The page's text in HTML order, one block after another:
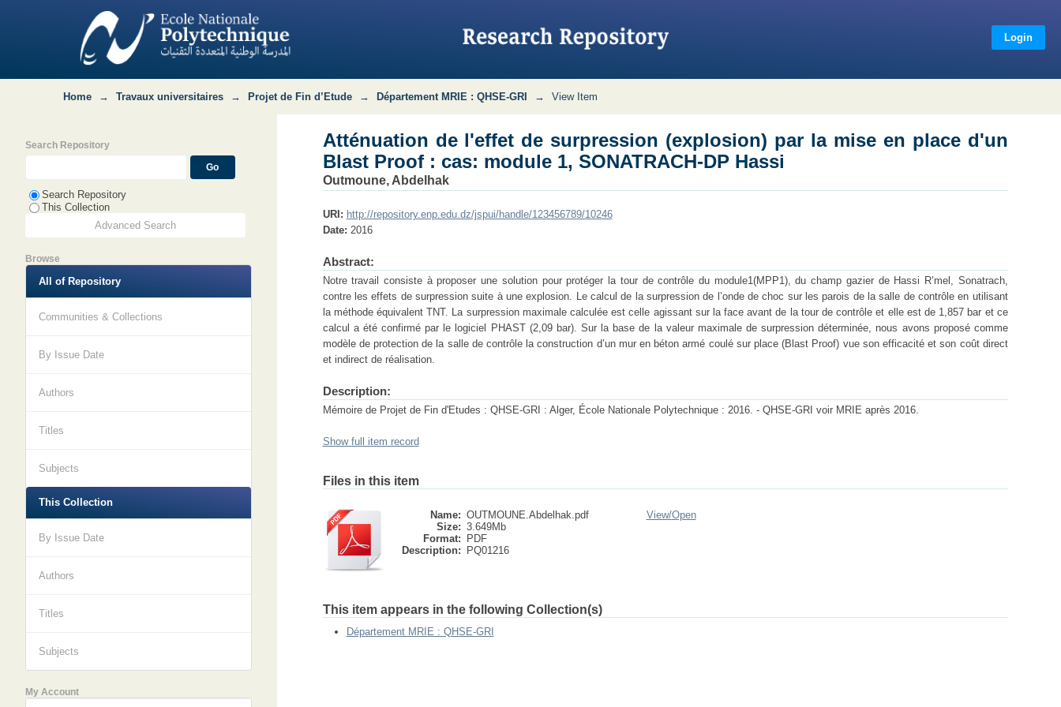
Atténuation de l'effet de surpression (explosion) par la mise en place d'un Blast Proof : cas: module 1, SONATRACH-
Login
Home → Travaux universitaires → Projet de Fin d’Etude → Département MRIE : QHSE-GRI → View Item
Atténuation de l'effet de surpression (explosion) par la mise en place d'un
Blast Proof : cas: module 1, SONATRACH-DP Hassi
Outmoune, Abdelhak
URI: http://repository.enp.edu.dz/jspui/handle/123456789/10246
Date: 2016
Abstract:
Notre travail consiste à proposer une solution pour protéger la tour de contrôle du module1(MPP1), du champ gazier de Hassi R’mel, Sonatrach,
contre les effets de surpression suite à une explosion. Le calcul de la surpression de l’onde de choc sur les parois de la salle de contrôle en utilisant
la méthode équivalent TNT. La surpression maximale calculée est celle agissant sur la face avant de la tour de contrôle et elle est de 1,857 bar et ce
calcul a été confirmé par le logiciel PHAST (2,09 bar). Sur la base de la valeur maximale de surpression déterminée, nous avons proposé comme
modèle de protection de la salle de contrôle la construction d’un mur en béton armé coulé sur place (Blast Proof) vue son efficacité et son coût direct
et indirect de réalisation.
Description:
Mémoire de Projet de Fin d'Etudes : QHSE-GRI : Alger, École Nationale Polytechnique : 2016. - QHSE-GRI voir MRIE après 2016.
Show full item record
Files in this item
Name: OUTMOUNE.Abdelhak.pdf
Size: 3.649Mb
Format:
PDF
Description:
PQ01216
View/Open
This item appears in the following Collection(s)
Département MRIE : QHSE-GRI
Search Repository
Search Repository
This Collection
Advanced Search
Browse
All of Repository
Communities & Collections
By Issue Date
Authors
Titles
Subjects
This Collection
By Issue Date
Authors
Titles
Subjects
My Account